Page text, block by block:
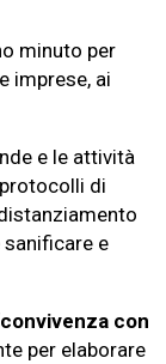
minuto per
imprese, ai
e le attività
di
e
con
per elaborare